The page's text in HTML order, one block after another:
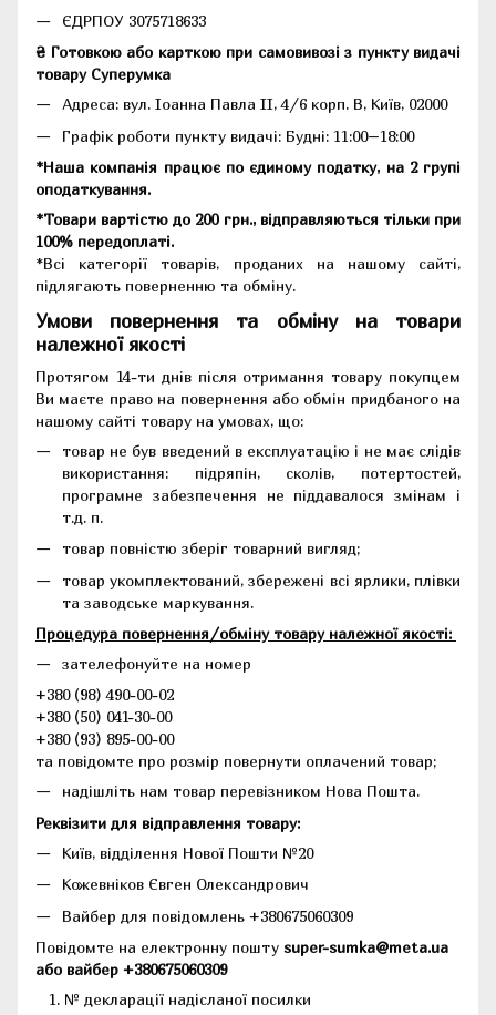
ЄДРПОУ 3075718633
₴ Готовкою або карткою при самовивозі з пункту видачі
товару Суперумка
Адреса: вул. Іоанна Павла II, 4/6 корп. В, Київ, 02000
Графік роботи пункту видачі: Будні: 11:00–18:00
*Наша компанія працює по єдиному податку, на 2 групі
оподаткування.
*Товари вартістю до 200 грн., відправляються тільки при
100% передоплаті.
*Всі категорії товарів, проданих на нашому сайті,
підлягають поверненню та обміну.
Умови повернення та обміну на товари
належної якості
Протягом 14-ти днів після отримання товару покупцем
Ви маєте право на повернення або обмін придбаного на
нашому сайті товару на умовах, що:
товар не був введений в експлуатацію і не має слідів
використання: підряпін, сколів, потертостей,
програмне забезпечення не піддавалося змінам і
т.д. п.
товар повністю зберіг товарний вигляд;
товар укомплектований, збережені всі ярлики, плівки
та заводське маркування.
Процедура повернення/обміну товару належної якості:
зателефонуйте на номер
+380 (98) 490-00-02
+380 (50) 041-30-00
+380 (93) 895-00-00
та повідомте про розмір повернути оплачений товар;
надішліть нам товар перевізником Нова Пошта.
Реквізити для відправлення товару:
Київ, відділення Нової Пошти №20
Кожевніков Євген Олександрович
Вайбер для повідомлень +380675060309
Повідомте на електронну пошту super-sumka@meta.ua
або вайбер +380675060309
№ декларації надісланої посилки